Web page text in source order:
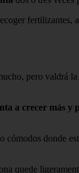
fertilizantes,
pero valdrá
a crecer más y
donde
quede